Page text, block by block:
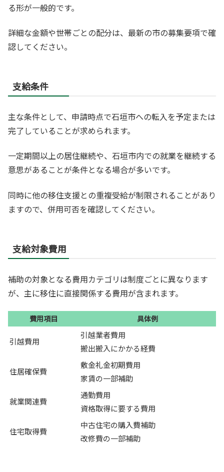
る形が一般的です。
詳細な金額や世帯ごとの配分は、最新の市の募集要項で確
認してください。
支給条件
主な条件として、申請時点で石垣市への転入を予定または
完了していることが求められます。
一定期間以上の居住継続や、石垣市内での就業を継続する
意思があることが条件となる場合が多いです。
同時に他の移住支援との重複受給が制限されることがあり
ますので、併用可否を確認してください。
支給対象費用
補助の対象となる費用カテゴリは制度ごとに異なります
が、主に移住に直接関係する費用が含まれます。
費用項目 具体例
引越費用
引越業者費用
搬出搬入にかかる経費
住居確保費
敷金礼金初期費用
家賃の一部補助
就業関連費
通勤費用
資格取得に要する費用
住宅取得費
中古住宅の購入費補助
改修費の一部補助